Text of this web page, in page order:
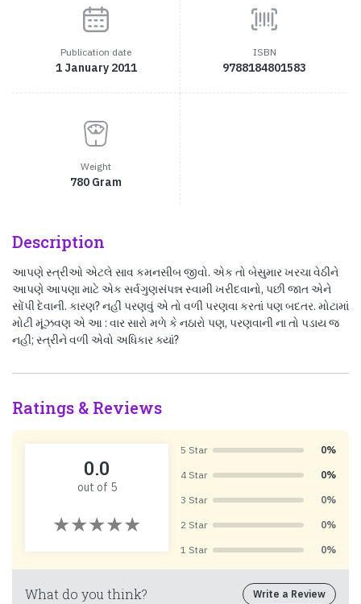
Publication date
1 January 2011
ISBN
9788184801583
Weight
780 Gram
Description
આપણે સ્ત્રીઓ એટલે સાવ કમનસીબ જીવો. એક તો બેસુમાર ખરચા વેઠીને
આપણે આપણા માટે એક સર્વગુણસંપન્ન સ્વામી ખરીદવાનો, પછી જાત એને
સોંપી દેવાની. કારણ? નહીં પરણવું એ તો વળી પરણવા કરતાં પણ બદતર. મોટામાં
મોટી મૂંઝવણ એ આ : વાર સારો મળે કે નઠારો પણ, પરણવાની ના તો પડાય જ
નહીં; સ્ત્રીને વળી એવો અધિકાર ક્યાં?
Ratings & Reviews
0.0
out of 5
5 Star 0%
4 Star 0%
3 Star 0%
2 Star 0%
1 Star 0%
What do you think? Write a Review